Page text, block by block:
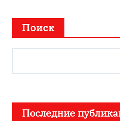
Поиск
Последние